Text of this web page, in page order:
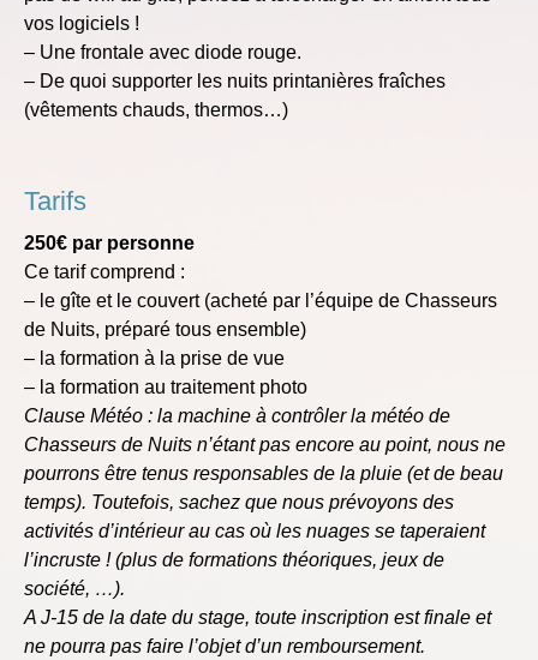
vos logiciels !
– Une frontale avec diode rouge.
– De quoi supporter les nuits printanières fraîches
(vêtements chauds, thermos…)
Tarifs
250€ par personne
Ce tarif comprend :
– le gîte et le couvert (acheté par l’équipe de Chasseurs
de Nuits, préparé tous ensemble)
– la formation à la prise de vue
– la formation au traitement photo
Clause Météo : la machine à contrôler la météo de
Chasseurs de Nuits n’étant pas encore au point, nous ne
pourrons être tenus responsables de la pluie (et de beau
temps). Toutefois, sachez que nous prévoyons des
activités d’intérieur au cas où les nuages se taperaient
l’incruste ! (plus de formations théoriques, jeux de
société, …).
A J-15 de la date du stage, toute inscription est finale et
ne pourra pas faire l’objet d’un remboursement.